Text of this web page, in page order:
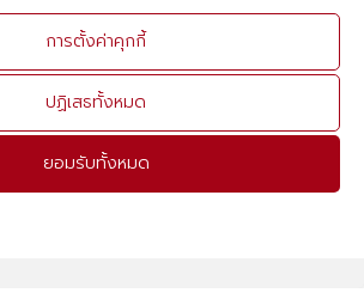
02 960 1380-9
FAX
02 960 1394
E-MAIL
admin@prebuilt.co.th
การตั้งค่าคุกกี้
ปฏิเสธทั้งหมด
ยอมรับทั้งหมด